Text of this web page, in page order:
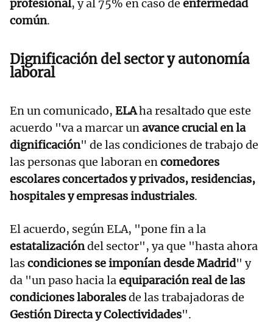
profesional, y al 75% en caso de enfermedad
común.
Dignificación del sector y autonomía
laboral
En un comunicado, ELAha resaltado que este
acuerdo "va a marcar unavance crucial en la
dignificación" de las condiciones de trabajo de
las personas que laboran encomedores
escolares concertados y privados, residencias,
hospitales y empresas industriales.
El acuerdo, según ELA, "pone fin a la
estatalizacióndel sector", ya que "hasta ahora
lascondiciones se imponían desde Madrid" y
da "un paso hacia laequiparación real de las
condiciones laboralesde las trabajadoras de
Gestión Directa y Colectividades".